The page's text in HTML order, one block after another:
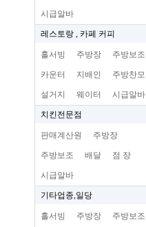
시급알바
레스토랑 , 카페 커피
홀서빙 주방장 주방보조
카운터 지배인 주방찬모
설거지 웨이터 시급알바
치킨전문점
판매계산원 주방장
주방보조 배달 점 장
시급알바
기타업종,일당
홀서빙 주방장 주방보조